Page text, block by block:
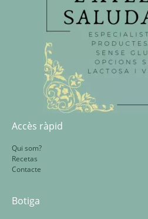
Accès ràpid
Qui som?
Recetas
Contacte
Botiga